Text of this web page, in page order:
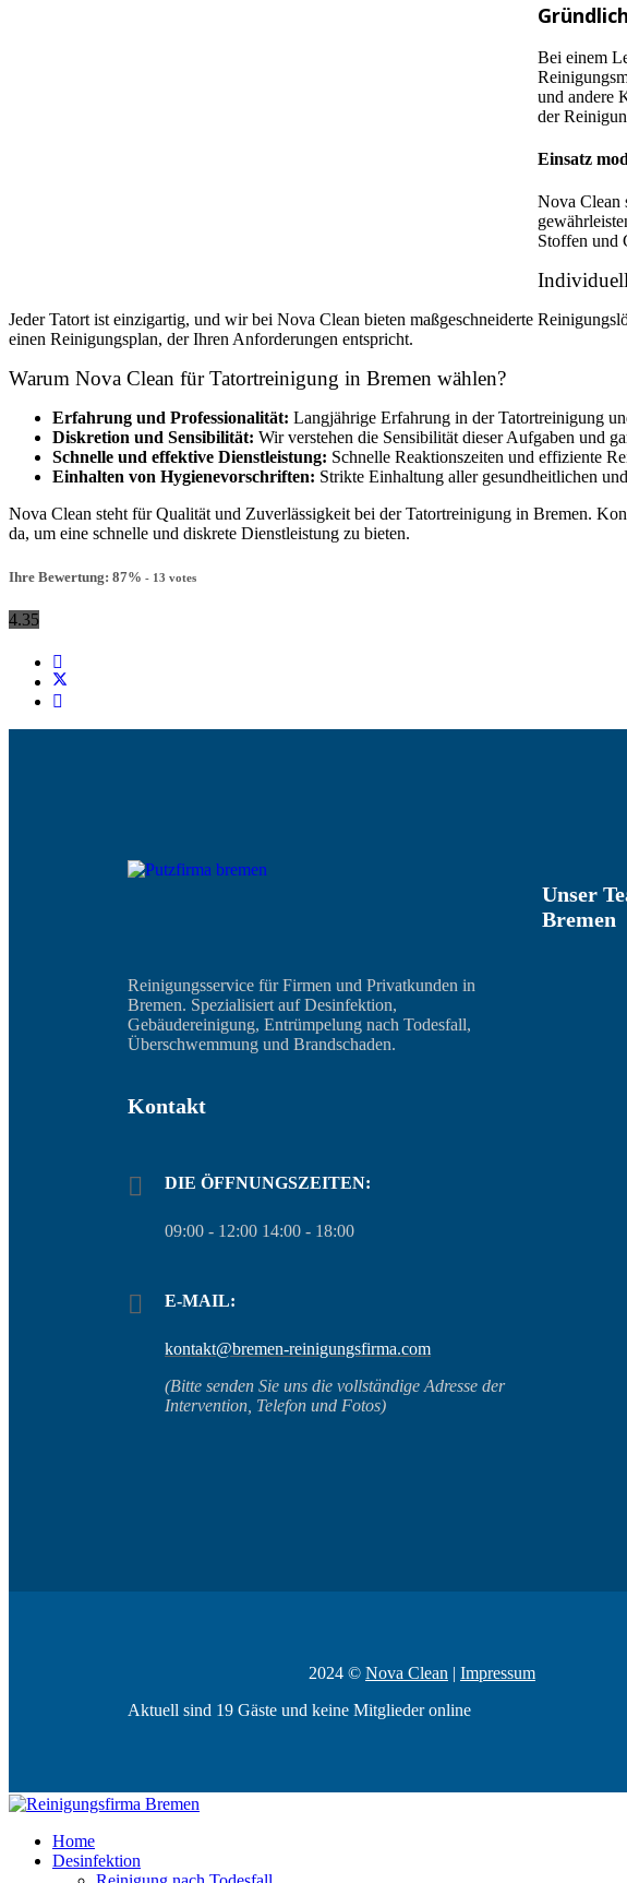
Bei einem
und andere
der
Einsatz
Nova Clean
Stoffen und
Jeder Tatort ist einzigartig, und wir bei Nova Clean bieten maßgeschneiderte
einen Reinigungsplan, der Ihren Anforderungen entspricht.
Warum Nova Clean für Tatortreinigung in Bremen wählen?
Erfahrung und Professionalität: Langjährige Erfahrung in der Tatortreinigung
Diskretion und Sensibilität: Wir verstehen die Sensibilität dieser Aufgaben und
Schnelle und effektive Dienstleistung: Schnelle Reaktionszeiten und effiziente
Einhalten von Hygienevorschriften: Strikte Einhaltung aller gesundheitlichen
Nova Clean steht für Qualität und Zuverlässigkeit bei der Tatortreinigung in Bremen.
da, um eine schnelle und diskrete Dienstleistung zu bieten.
Ihre Bewertung: 87% - 13 votes
4.35
Reinigungsservice für Firmen und Privatkunden in
Bremen. Spezialisiert auf Desinfektion,
Gebäudereinigung, Entrümpelung nach Todesfall,
Überschwemmung und Brandschaden.
Kontakt
DIE ÖFFNUNGSZEITEN:
09:00 - 12:00 14:00 - 18:00
E-MAIL:
kontakt@bremen-reinigungsfirma.com
(Bitte senden Sie uns die vollständige Adresse der
Intervention, Telefon und Fotos)
Unser
Bremen
2024 © Nova Clean | Impressum
Aktuell sind 19 Gäste und keine Mitglieder online
Home
Desinfektion